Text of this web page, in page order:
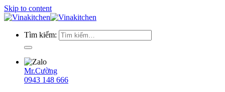
Skip to content
Tìm kiếm:
Mr.Cường
0943 148 666